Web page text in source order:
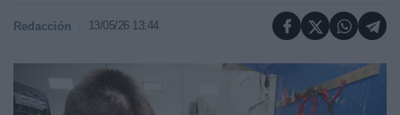
Redacción 13/05/26 13:44